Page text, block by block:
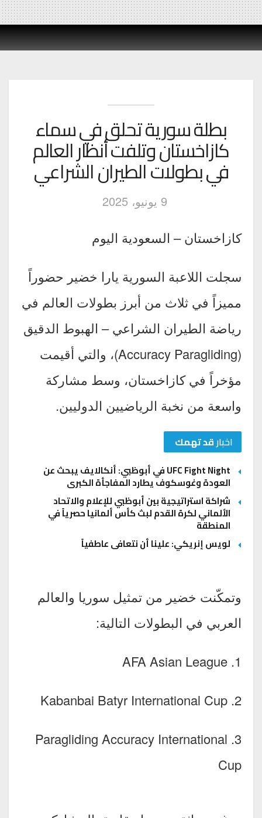
بطلة سورية تحلق في سماء
كازاخستان وتلفت أنظار العالم
في بطولات الطيران الشراعي
9 يونيو، 2025
كازاخستان – السعودية اليوم
سجلت اللاعبة السورية يارا خضير حضوراً
مميزاً في ثلاث من أبرز بطولات العالم في
رياضة الطيران الشراعي – الهبوط الدقيق
(Accuracy Paragliding)، والتي أقيمت
مؤخراً في كازاخستان، وسط مشاركة
واسعة من نخبة الرياضيين الدوليين.
اخبارقد تهمك
UFC Fight Night في أبوظبي: أنكالايف يبحث عن
العودة وغوسكوف يطارد المفاجأة الكبرى
شراكة استراتيجية بين أبوظبي للإعلام والاتحاد
الألماني لكرة القدم لبث كأس ألمانيا حصرياً في
المنطقة
لويس إنريكي: علينا أن نتعافى عاطفياً
وتمكّنت خضير من تمثيل سوريا والعالم
العربي في البطولات التالية:
1. AFA Asian League
2. Kabanbai Batyr International Cup
3. Paragliding Accuracy International
Cup